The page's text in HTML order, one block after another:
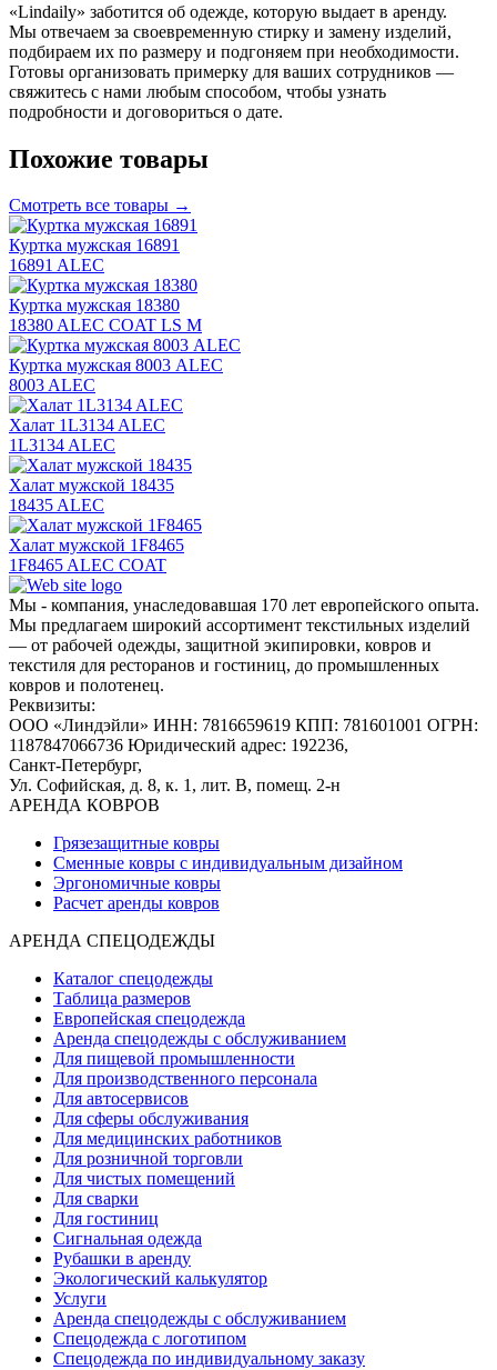
«Lindaily» заботится об одежде, которую выдает в аренду.
Мы отвечаем за своевременную стирку и замену изделий,
подбираем их по размеру и подгоняем при необходимости.
Готовы организовать примерку для ваших сотрудников —
свяжитесь с нами любым способом, чтобы узнать
подробности и договориться о дате.
Похожие товары
Смотреть все товары →
Куртка мужская 16891
16891 ALEC
Куртка мужская 18380
18380 ALEC COAT LS M
Куртка мужская 8003 ALEC
8003 ALEC
Халат 1L3134 ALEC
1L3134 ALEC
Халат мужской 18435
18435 ALEC
Халат мужской 1F8465
1F8465 ALEC COAT
Мы - компания, унаследовавшая 170 лет европейского опыта.
Мы предлагаем широкий ассортимент текстильных изделий
— от рабочей одежды, защитной экипировки, ковров и
текстиля для ресторанов и гостиниц, до промышленных
ковров и полотенец.
Реквизиты:
ООО «Линдэйли» ИНН: 7816659619 КПП: 781601001 ОГРН:
1187847066736 Юридический адрес: 192236,
Санкт-Петербург,
Ул. Софийская, д. 8, к. 1, лит. В, помещ. 2-н
АРЕНДА КОВРОВ
Грязезащитные ковры
Сменные ковры с индивидуальным дизайном
Эргономичные ковры
Расчет аренды ковров
АРЕНДА СПЕЦОДЕЖДЫ
Каталог спецодежды
Таблица размеров
Европейская спецодежда
Аренда спецодежды с обслуживанием
Для пищевой промышленности
Для производственного персонала
Для автосервисов
Для сферы обслуживания
Для медицинских работников
Для розничной торговли
Для чистых помещений
Для сварки
Для гостиниц
Сигнальная одежда
Рубашки в аренду
Экологический калькулятор
Услуги
Аренда спецодежды с обслуживанием
Спецодежда с логотипом
Спецодежда по индивидуальному заказу